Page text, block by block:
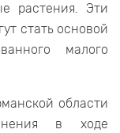
растения. Эти
стать основой
малого
области
в ходе